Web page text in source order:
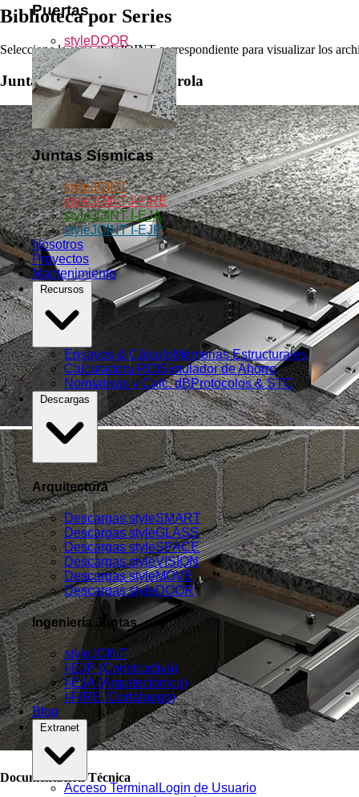
Puertas
styleDOOR
Juntas Sísmicas
styleJOINT
styleJOINT I-FIRE
styleJOINT I-EJA
styleJOINT I-EJP
Nosotros
Proyectos
Mantenimiento
Ensayos & CálculoMemorias Estructurales
Calculadora ROI Simulador de Ahorro
Normativas y Calc. dBProtocolos & STC
Arquitectura
Descargas styleSMART
Descargas styleGLASS
Descargas styleSPACE
Descargas styleVISION
Descargas styleMOVE
Descargas styleDOOR
Ingeniería Juntas
styleJOINT
I-EJP (Constructiva)
I-EJA (Arquitectónica)
I-FIRE (Cortafuego)
Blog
Acceso Terminal Login de Usuario
Biblioteca por Series
Seleccione la serie styleJOINT correspondiente para visualizar los
Juntas JPC | JPC-M - Charola
Documentación Técnica